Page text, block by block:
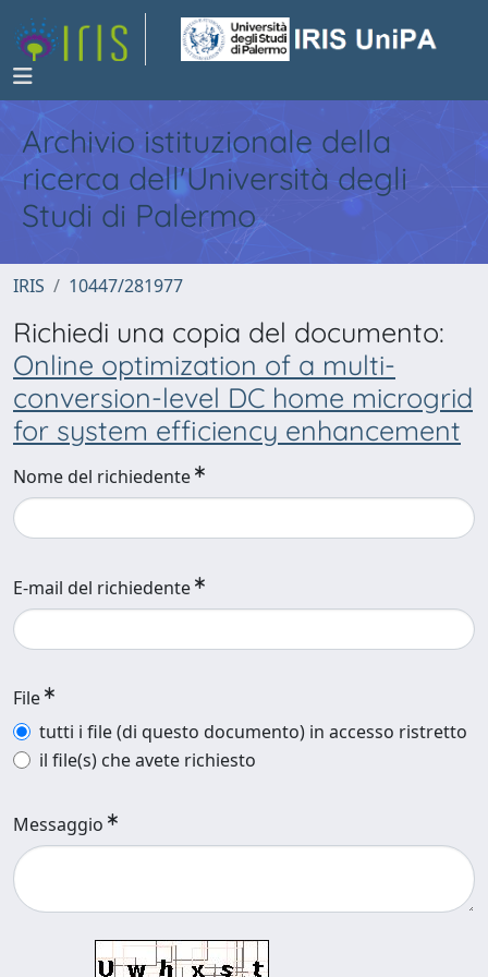
Archivio istituzionale della
ricerca dell'Università degli
Studi di Palermo
IRIS 10447/281977
Richiedi una copia del documento:
Online optimization of a multi-
conversion-level DC home microgrid
for system efficiency enhancement
Nome del richiedente
E-mail del richiedente
File
tutti i file (di questo documento) in accesso ristretto
il file(s) che avete richiesto
Messaggio